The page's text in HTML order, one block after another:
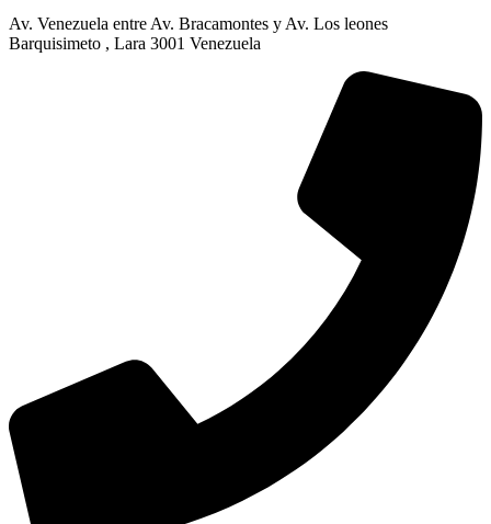
Av. Venezuela entre Av. Bracamontes y Av. Los leones
Barquisimeto , Lara 3001 Venezuela